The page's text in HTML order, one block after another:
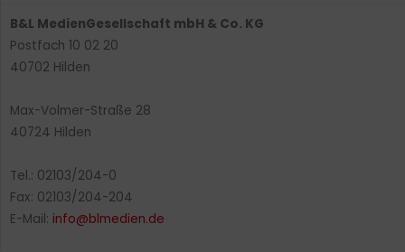
B&L MedienGesellschaft mbH & Co. KG
Postfach 10 02 20
40702 Hilden
Max-Volmer-Straße 28
40724 Hilden
Tel.: 02103/204-0
Fax: 02103/204-204
E-Mail: info@blmedien.de